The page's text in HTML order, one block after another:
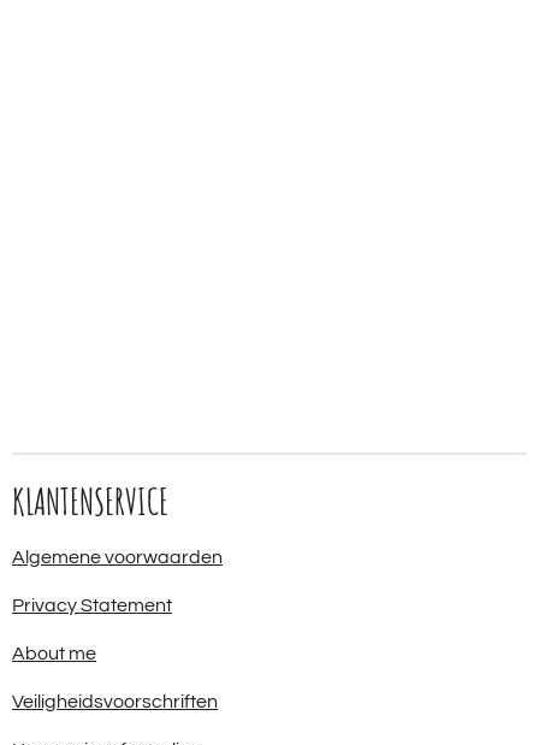
KLANTENSERVICE
Algemene voorwaarden
Privacy Statement
About me
Veiligheidsvoorschriften